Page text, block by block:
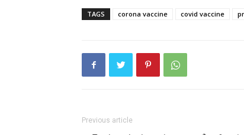
TAGS corona vaccine covid vaccine
Previous article